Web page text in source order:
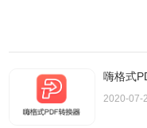
嗨格式
2020-07-